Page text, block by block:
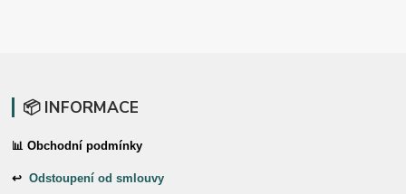
📦 INFORMACE
📊 Obchodní podmínky
↩Odstoupení od smlouvy